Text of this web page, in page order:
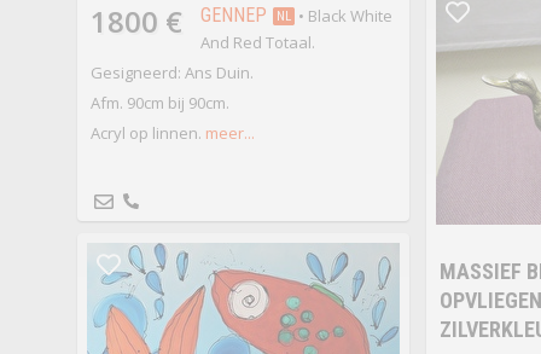
1800 € GENNEP NL • Black White
And Red Totaal.
Gesigneerd: Ans Duin.
Afm. 90cm bij 90cm.
Acryl op linnen. meer...
MASSIEF